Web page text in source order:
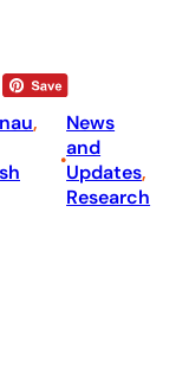
•
News
and
Updates
Research